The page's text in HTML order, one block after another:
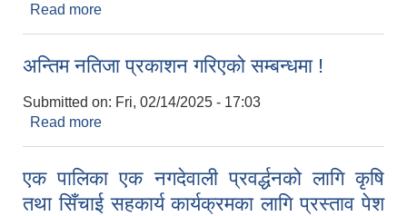
Read more
अन्तिम नतिजा प्रकाशन गरिएको सम्बन्धमा !
Submitted on: Fri, 02/14/2025 - 17:03
Read more
एक पालिका एक नगदेवाली प्रवर्द्धनको लागि कृषि
तथा सिँचाई सहकार्य कार्यक्रमका लागि प्रस्ताव पेश